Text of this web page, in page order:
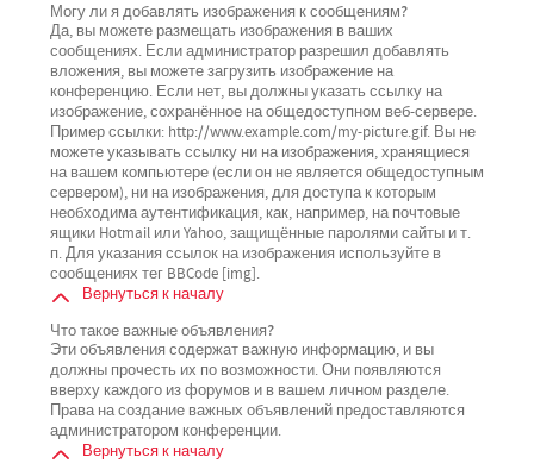
Могу ли я добавлять изображения к сообщениям?
Да, вы можете размещать изображения в ваших
сообщениях. Если администратор разрешил добавлять
вложения, вы можете загрузить изображение на
конференцию. Если нет, вы должны указать ссылку на
изображение, сохранённое на общедоступном веб-сервере.
Пример ссылки: http://www.example.com/my-picture.gif. Вы не
можете указывать ссылку ни на изображения, хранящиеся
на вашем компьютере (если он не является общедоступным
сервером), ни на изображения, для доступа к которым
необходима аутентификация, как, например, на почтовые
ящики Hotmail или Yahoo, защищённые паролями сайты и т.
п. Для указания ссылок на изображения используйте в
сообщениях тег BBCode [img].
Вернуться к началу
Что такое важные объявления?
Эти объявления содержат важную информацию, и вы
должны прочесть их по возможности. Они появляются
вверху каждого из форумов и в вашем личном разделе.
Права на создание важных объявлений предоставляются
администратором конференции.
Вернуться к началу